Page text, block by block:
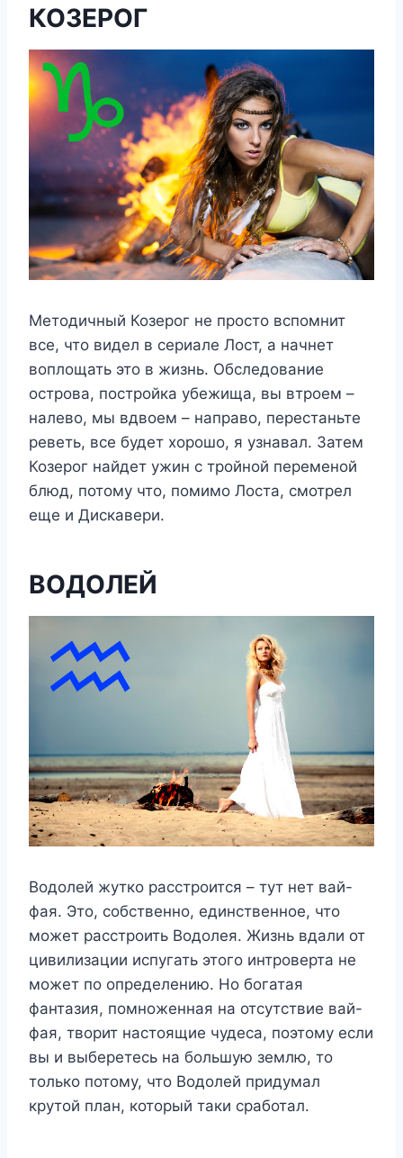
КОЗЕРОГ
Методичный Козерог не просто вспомнит
все, что видел в сериале Лост, а начнет
воплощать это в жизнь. Обследование
острова, постройка убежища, вы втроем –
налево, мы вдвоем – направо, перестаньте
реветь, все будет хорошо, я узнавал. Затем
Козерог найдет ужин с тройной переменой
блюд, потому что, помимо Лоста, смотрел
еще и Дискавери.
ВОДОЛЕЙ
Водолей жутко расстроится – тут нет вай-
фая. Это, собственно, единственное, что
может расстроить Водолея. Жизнь вдали от
цивилизации испугать этого интроверта не
может по определению. Но богатая
фантазия, помноженная на отсутствие вай-
фая, творит настоящие чудеса, поэтому если
вы и выберетесь на большую землю, то
только потому, что Водолей придумал
крутой план, который таки сработал.